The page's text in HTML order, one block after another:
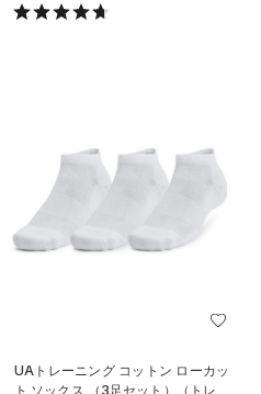
UAトレーニング コットン ローカッ
ト ソックス （3足セット）（トレー